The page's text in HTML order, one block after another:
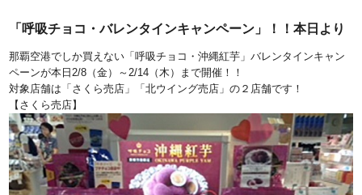
「呼吸チョコ・バレンタインキャンペーン」！！本日より
那覇空港でしか買えない「呼吸チョコ・沖縄紅芋」バレンタインキャン
ペーンが本日2/8（金）～2/14（木）まで開催！！
対象店舗は「さくら売店」「北ウイング売店」の２店舗です！
【さくら売店】